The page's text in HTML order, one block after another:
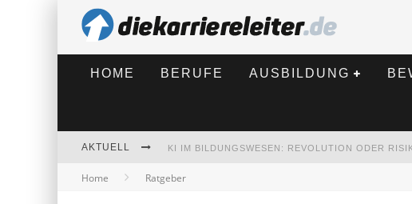
HOME BERUFE AUSBILDUNG
AKTUELL
BEWERBEN 2026: WAS SICH VERÄNDERT HAT
Home Ratgeber